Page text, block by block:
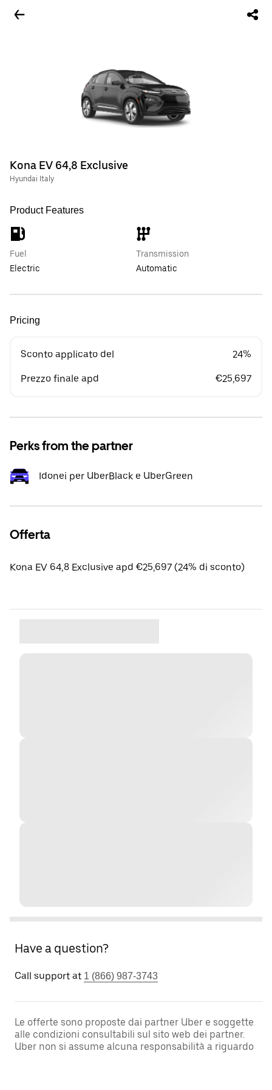
Kona EV 64,8 Exclusive
Hyundai Italy
Product Features
Fuel
Electric
Transmission
Automatic
Pricing
Sconto applicato del 24%
Prezzo finale apd €25,697
Perks from the partner
Idonei per UberBlack e UberGreen
Offerta
Kona EV 64,8 Exclusive apd €25,697 (24% di sconto)
Have a question?
Call support at 1 (866) 987-3743
Le offerte sono proposte dai partner Uber e soggette
alle condizioni consultabili sul sito web dei partner.
Uber non si assume alcuna responsabilità a riguardo